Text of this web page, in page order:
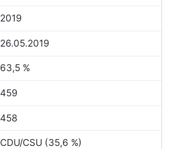
2019
26.05.2019
63,5 %
459
458
CDU/CSU (35,6 %)